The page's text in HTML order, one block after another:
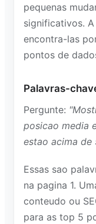
pequenas
significativos.
encontra-las
pontos de
Palavras-
Pergunte:
posicao media
estao acima de
Essas sao
na pagina 1.
conteudo ou
para as top 5